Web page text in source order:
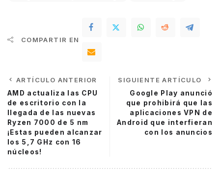
COMPARTIR EN
ARTÍCULO ANTERIOR
AMD actualiza las CPU
de escritorio con la
llegada de las nuevas
Ryzen 7000 de 5 nm
¡Estas pueden alcanzar
los 5,7 GHz con 16
núcleos!
SIGUIENTE ARTÍCULO
Google Play anunció
que prohibirá que las
aplicaciones VPN de
Android que interfieran
con los anuncios